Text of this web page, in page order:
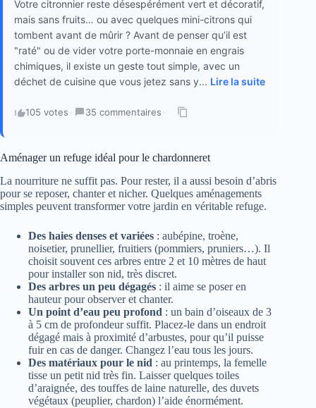
Votre citronnier reste désespérément vert et décoratif,
mais sans fruits… ou avec quelques mini-citrons qui
tombent avant de mûrir ? Avant de penser qu’il est
"raté" ou de vider votre porte-monnaie en engrais
chimiques, il existe un geste tout simple, avec un
déchet de cuisine que vous jetez sans y... Lire la suite
105 votes · 35 commentaires ·
Aménager un refuge idéal pour le chardonneret
La nourriture ne suffit pas. Pour rester, il a aussi besoin d’abris
pour se reposer, chanter et nicher. Quelques aménagements
simples peuvent transformer votre jardin en véritable refuge.
Des haies denses et variées : aubépine, troène,
noisetier, prunellier, fruitiers (pommiers, pruniers…). Il
choisit souvent ces arbres entre 2 et 10 mètres de haut
pour installer son nid, très discret.
Des arbres un peu dégagés : il aime se poser en
hauteur pour observer et chanter.
Un point d’eau peu profond : un bain d’oiseaux de 3
à 5 cm de profondeur suffit. Placez-le dans un endroit
dégagé mais à proximité d’arbustes, pour qu’il puisse
fuir en cas de danger. Changez l’eau tous les jours.
Des matériaux pour le nid : au printemps, la femelle
tisse un petit nid très fin. Laisser quelques toiles
d’araignée, des touffes de laine naturelle, des duvets
végétaux (peuplier, chardon) l’aide énormément.